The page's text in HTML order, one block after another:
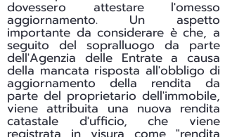
dovessero attestare l'omesso
aggiornamento. Un aspetto
importante da considerare è che, a
seguito del sopralluogo da parte
dell'Agenzia delle Entrate a causa
della mancata risposta all'obbligo di
aggiornamento della rendita da
parte del proprietario dell'immobile,
viene attribuita una nuova rendita
catastale d'ufficio, che viene